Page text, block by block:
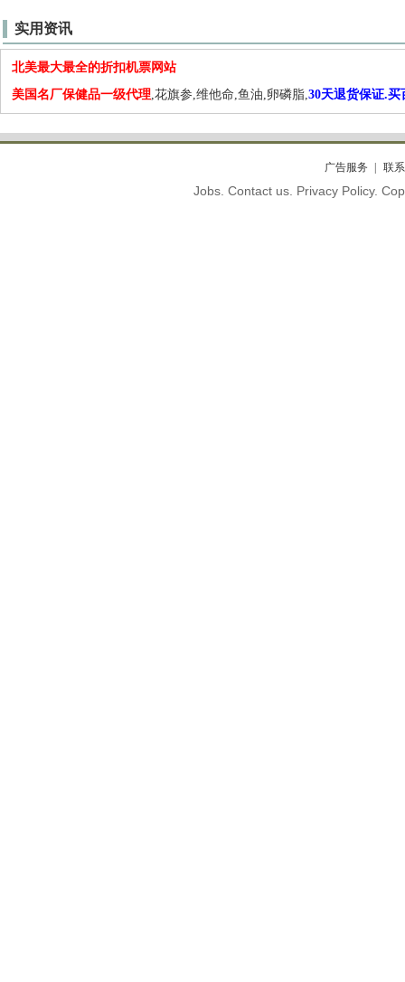
实用资讯
北美最大最全的折扣机票网站
美国名厂保健品一级代理,花旗参,维他命,鱼油,卵磷脂,30天退货保证.买
广告服务 联
Jobs. Contact us. Privacy Policy.